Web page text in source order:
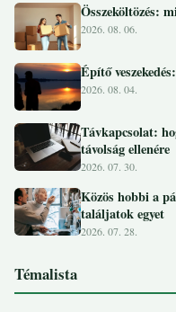
Összeköltözés:
2026. 08. 06.
Építő
2026. 08. 04.
Távkapcsolat:
távolság ellenére
2026. 07. 30.
Közös hobbi a
találjatok egyet
2026. 07. 28.
Témalista